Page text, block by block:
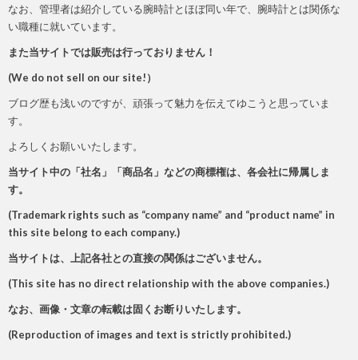
なお、管理者は紹介している腕時計とほぼ同い年で、腕時計とは関係な
い職種に就いています。
また当サイトでは販売は行っておりません！
(We do not sell on our site!）
ブログ歴も浅いのですが、頑張って魅力を伝えてゆこうと思っていま
す。
よろしくお願いいたします。
当サイト中の「社名」「商品名」などの商標権は、各会社に帰属しま
す。
(Trademark rights such as “company name” and “product name” in
this site belong to each company.)
当サイトは、上記各社との直接の関係はございません。
(This site has no direct relationship with the above companies.)
なお、画像・文章の転載は固くお断りいたします。
(Reproduction of images and text is strictly prohibited.)